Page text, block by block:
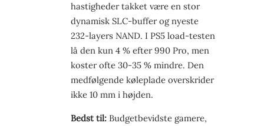
hastigheder takket være en stor
dynamisk SLC-buffer og nyeste
232-layers NAND. I PS5 load-testen
lå den kun 4 % efter 990 Pro, men
koster ofte 30-35 % mindre. Den
medfølgende køleplade overskrider
ikke 10 mm i højden.
Bedst til: Budgetbevidste gamere,